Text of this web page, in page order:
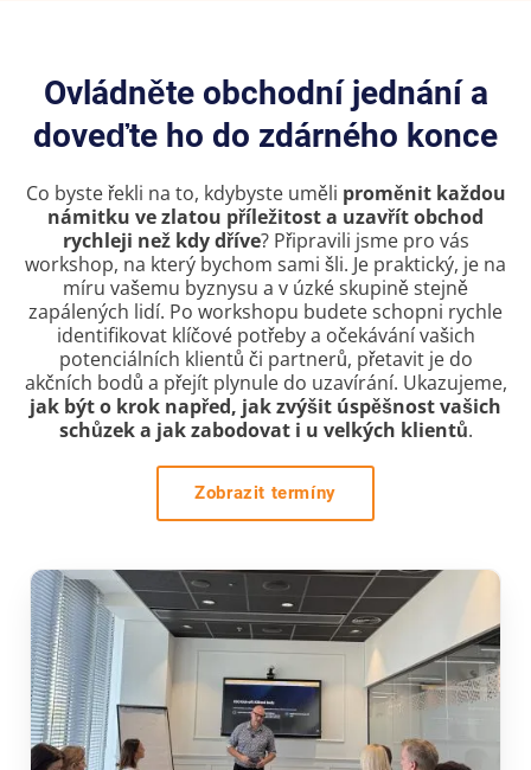
Ovládněte obchodní jednání a
doveďte ho do zdárného konce
Co byste řekli na to, kdybyste uměli proměnit každou
námitku ve zlatou příležitost a uzavřít obchod
rychleji než kdy dříve? Připravili jsme pro vás
workshop, na který bychom sami šli. Je praktický, je na
míru vašemu byznysu a v úzké skupině stejně
zapálených lidí. Po workshopu budete schopni rychle
identifikovat klíčové potřeby a očekávání vašich
potenciálních klientů či partnerů, přetavit je do
akčních bodů a přejít plynule do uzavírání. Ukazujeme,
jak být o krok napřed, jak zvýšit úspěšnost vašich
schůzek a jak zabodovat i u velkých klientů.
Zobrazit termíny